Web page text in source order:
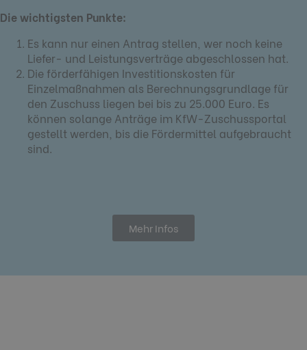
Die wichtigsten Punkte:
Es kann nur einen Antrag stellen, wer noch keine
Liefer- und Leistungsverträge abgeschlossen hat.
Die förderfähigen Investitionskosten für
Einzelmaßnahmen als Berechnungsgrundlage für
den Zuschuss liegen bei bis zu 25.000 Euro. Es
können solange Anträge im KfW-Zuschussportal
gestellt werden, bis die Fördermittel aufgebraucht
sind.
Mehr Infos